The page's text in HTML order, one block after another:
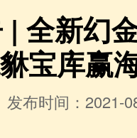
| 全新幻
宝库赢
发布时间：2021-